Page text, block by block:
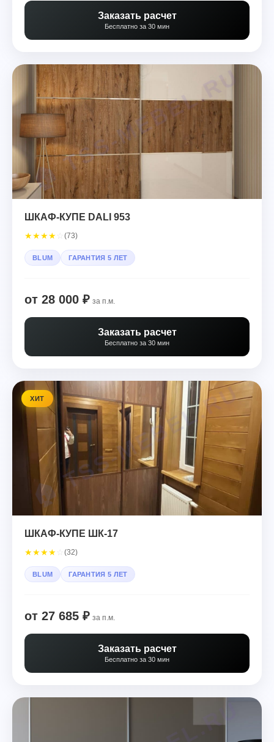
Заказать расчет
Бесплатно за 30 мин
ШКАФ-КУПЕ DALI 953
★★★★ (73)
BLUM ГАРАНТИЯ 5 ЛЕТ
от 28 000 ₽ за п.м.
Заказать расчет
Бесплатно за 30 мин
ХИТ
ШКАФ-КУПЕ ШК-17
★★★★ (32)
BLUM ГАРАНТИЯ 5 ЛЕТ
от 27 685 ₽ за п.м.
Заказать расчет
Бесплатно за 30 мин